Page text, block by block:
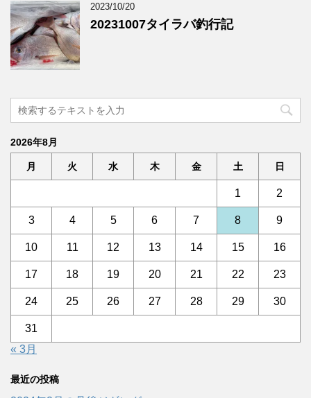
2023/10/20
20231007タイラバ釣行記
2026年8月
月 火 水 木 金 土 日
1 2
3 4 5 6 7 8 9
10 11 12 13 14 15 16
17 18 19 20 21 22 23
24 25 26 27 28 29 30
31
« 3月
最近の投稿